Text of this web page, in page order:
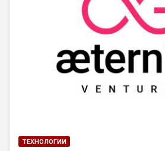
ТЕХНОЛОГИИ